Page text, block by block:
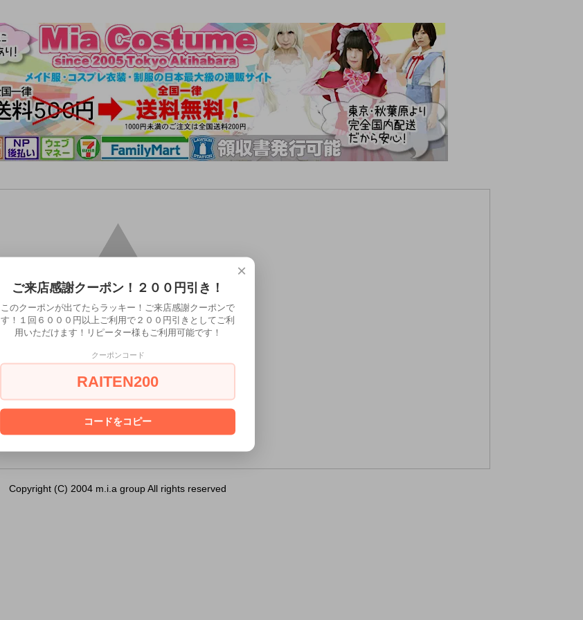
この商品（）は18歳未満の方には販売できません。
あなたは18歳以上ですか？
[ はい ] [ いいえ ]
Copyright (C) 2004 m.i.a group All rights reserved
×
ご来店感謝クーポン！２００円引き！
このクーポンが出てたらラッキー！ご来店感謝クーポンで
す！１回６０００円以上ご利用で２００円引きとしてご利
用いただけます！リピーター様もご利用可能です！
クーポンコード
RAITEN200
コードをコピー